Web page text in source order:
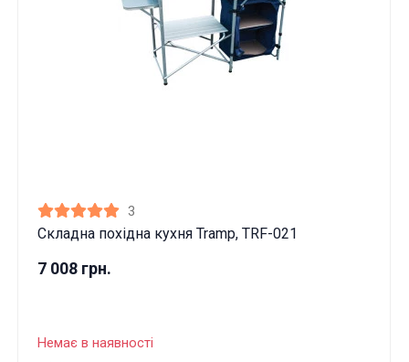
3
Складна похідна кухня Tramp, TRF-021
7 008 грн.
Немає в наявності